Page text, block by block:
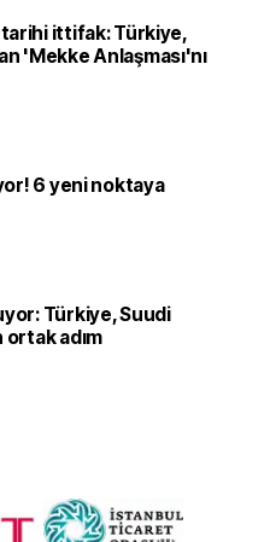
tarihi ittifak: Türkiye,
'Mekke Anlaşması'nı
6 yeni noktaya
Türkiye, Suudi
adım